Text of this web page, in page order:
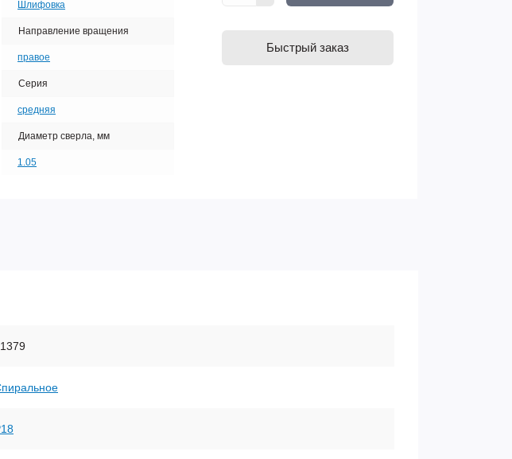
Шлифовка
Направление вращения
правое
Серия
средняя
Диаметр сверла, мм
1.05
Быстрый заказ